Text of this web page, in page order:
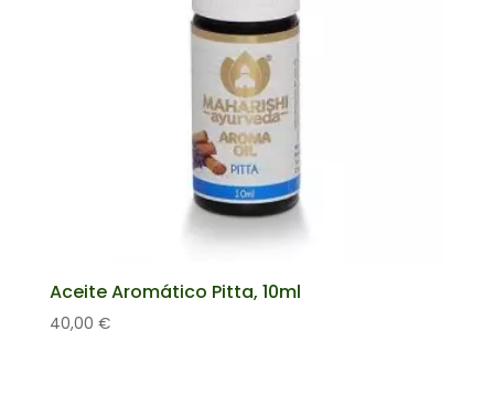
Aceite Aromático Pitta, 10ml
40,00 €